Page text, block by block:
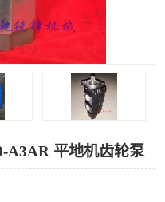
A3AR 平地机齿轮泵